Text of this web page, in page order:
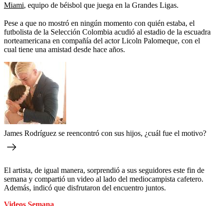
Miami, equipo de béisbol que juega en la Grandes Ligas.
Pese a que no mostró en ningún momento con quién estaba, el
futbolista de la Selección Colombia acudió al estadio de la escuadra
norteamericana en compañía del actor Licoln Palomeque, con el
cual tiene una amistad desde hace años.
James Rodríguez se reencontró con sus hijos, ¿cuál fue el motivo?
El artista, de igual manera, sorprendió a sus seguidores este fin de
semana y compartió un video al lado del mediocampista cafetero.
Además, indicó que disfrutaron del encuentro juntos.
Videos Semana